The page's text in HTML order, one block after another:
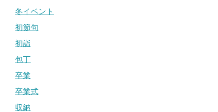
冬イベント
初節句
初詣
包丁
卒業
卒業式
収納